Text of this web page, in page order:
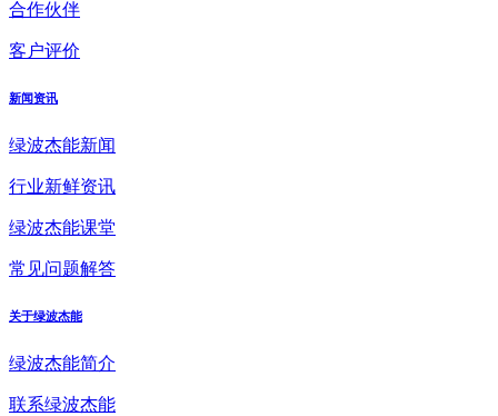
合作伙伴
客户评价
新闻资讯
绿波杰能新闻
行业新鲜资讯
绿波杰能课堂
常见问题解答
关于绿波杰能
绿波杰能简介
联系绿波杰能